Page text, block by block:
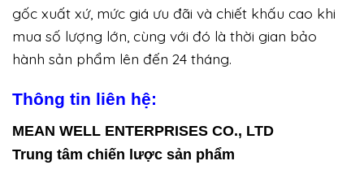
gốc xuất xứ, mức giá ưu đãi và chiết khấu cao khi
mua số lượng lớn, cùng với đó là thời gian bảo
hành sản phẩm lên đến 24 tháng.
Thông tin liên hệ:
MEAN WELL ENTERPRISES CO., LTD
Trung tâm chiến lược sản phẩm